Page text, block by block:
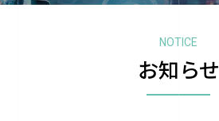
NOTICE
お知らせ